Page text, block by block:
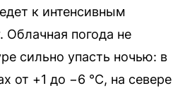
к интенсивным
Облачная погода не
сильно упасть ночью: в
от +1 до −6 °C, на севере